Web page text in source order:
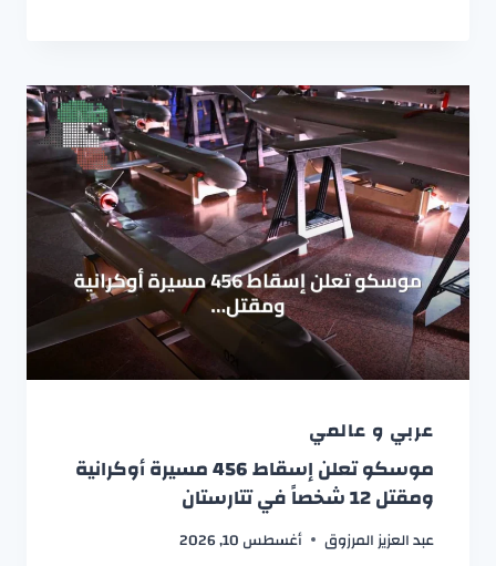
عربي و عالمي
موسكو تعلن إسقاط 456 مسيرة أوكرانية
ومقتل 12 شخصاً في تتارستان
عبد العزيز المرزوق أغسطس 10, 2026